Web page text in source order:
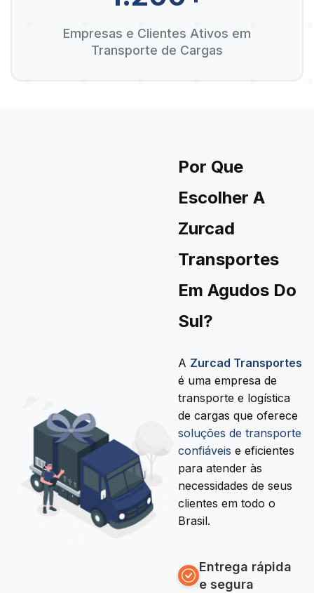
Empresas e Clientes Ativos em
Transporte de Cargas
Por Que
Escolher A
Zurcad
Transportes
Em Agudos Do
Sul?
A Zurcad Transportes
é uma empresa de
transporte e logística
de cargas que oferece
soluções de transporte
confiáveis e eficientes
para atender às
necessidades de seus
clientes em todo o
Brasil.
Entrega rápida
e segura